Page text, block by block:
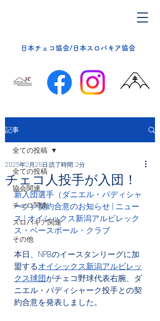
​日本チェコ協会/日本スロバキア協会
記事
全ての投稿
協会関連
チェコ関連
スロバキア関連
その他
全ての投稿
チェコ人投手が入団！
2025年2月25日 読了時間: 2分
新入団選手（ダニエル・パディシャ
ーク）契約合意のお知らせ | ニュー
ス | オイシックス新潟アルビレック
ス・ベースボール・クラブ
本日、NPBのイースタンリーグに加
盟するオイシックス新潟アルビレッ
クス球団がチェコ野球代表右腕、ダ
ニエル・パディシャーク投手との契
約合意を発表しました。